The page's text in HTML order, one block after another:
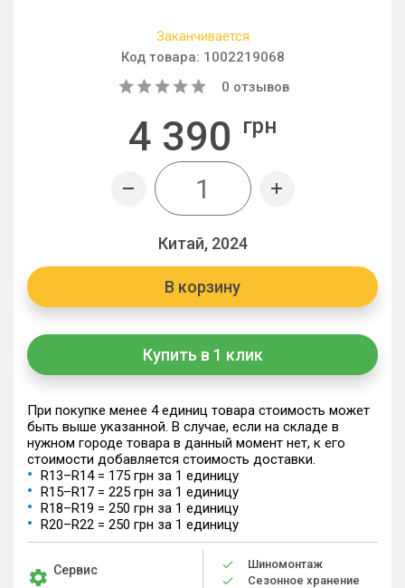
Заканчивается
Код товара: 1002219068
0 отзывов
4 390 грн
Китай, 2024
В корзину
Купить в 1 клик
При покупке менее 4 единиц товара стоимость может
быть выше указанной. В случае, если на складе в
нужном городе товара в данный момент нет, к его
стоимости добавляется стоимость доставки.
R13–R14 = 175 грн за 1 единицу
R15–R17 = 225 грн за 1 единицу
R18–R19 = 250 грн за 1 единицу
R20–R22 = 250 грн за 1 единицу
Сервис
Шиномонтаж
Сезонное хранение